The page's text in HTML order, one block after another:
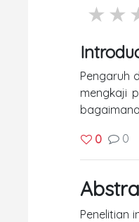
5
Pengaruh
mengkaji
0 0
Penelitian